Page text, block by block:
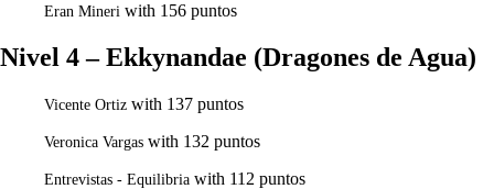
Eran Mineri with 156 puntos
Nivel 4 – Ekkynandae (Dragones de Agua)
Vicente Ortiz with 137 puntos
Veronica Vargas with 132 puntos
Entrevistas - Equilibria with 112 puntos